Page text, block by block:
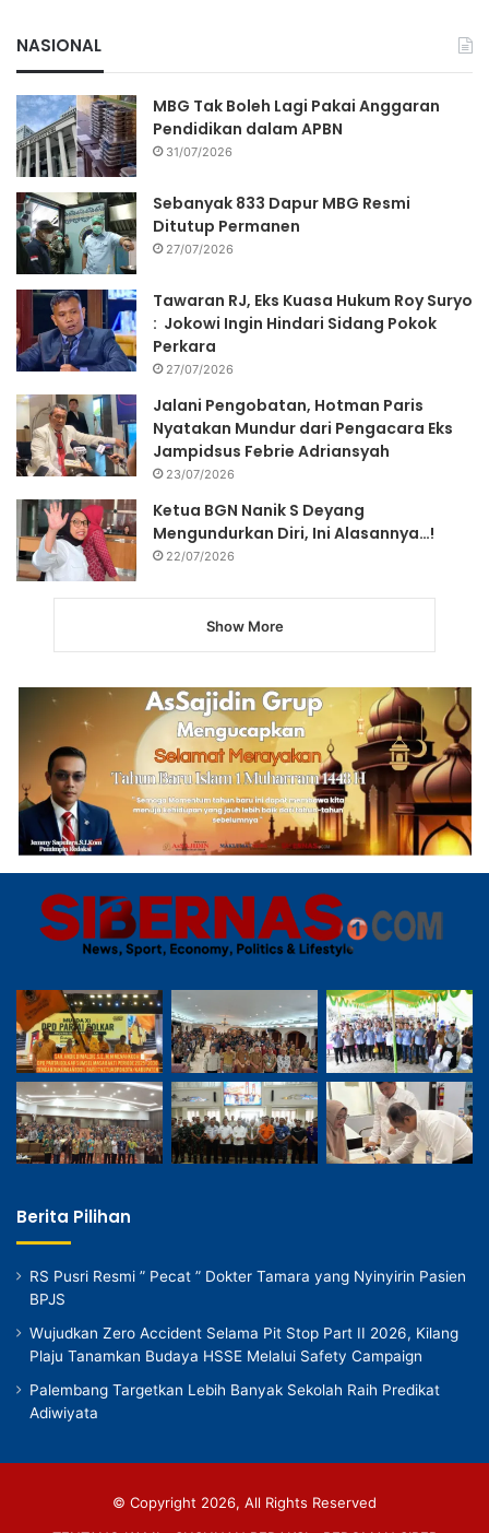
NASIONAL
MBG Tak Boleh Lagi Pakai Anggaran
Pendidikan dalam APBN
31/07/2026
Sebanyak 833 Dapur MBG Resmi
Ditutup Permanen
27/07/2026
Tawaran RJ, Eks Kuasa Hukum Roy Suryo
: Jokowi Ingin Hindari Sidang Pokok
Perkara
27/07/2026
Jalani Pengobatan, Hotman Paris
Nyatakan Mundur dari Pengacara Eks
Jampidsus Febrie Adriansyah
23/07/2026
Ketua BGN Nanik S Deyang
Mengundurkan Diri, Ini Alasannya…!
22/07/2026
Show More
Berita Pilihan
RS Pusri Resmi ” Pecat ” Dokter Tamara yang Nyinyirin Pasien
BPJS
Wujudkan Zero Accident Selama Pit Stop Part II 2026, Kilang
Plaju Tanamkan Budaya HSSE Melalui Safety Campaign
Palembang Targetkan Lebih Banyak Sekolah Raih Predikat
Adiwiyata
© Copyright 2026, All Rights Reserved